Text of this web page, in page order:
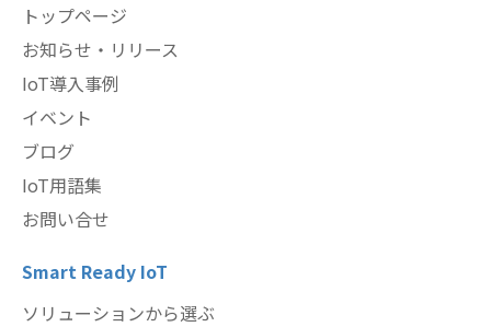
トップページ
お知らせ・リリース
IoT導入事例
イベント
ブログ
IoT用語集
お問い合せ
Smart Ready IoT
ソリューションから選ぶ